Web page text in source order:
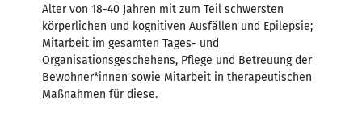
Alter von 18-40 Jahren mit zum Teil schwersten
körperlichen und kognitiven Ausfällen und Epilepsie;
Mitarbeit im gesamten Tages- und
Organisationsgeschehens, Pflege und Betreuung der
Bewohner*innen sowie Mitarbeit in therapeutischen
Maßnahmen für diese.